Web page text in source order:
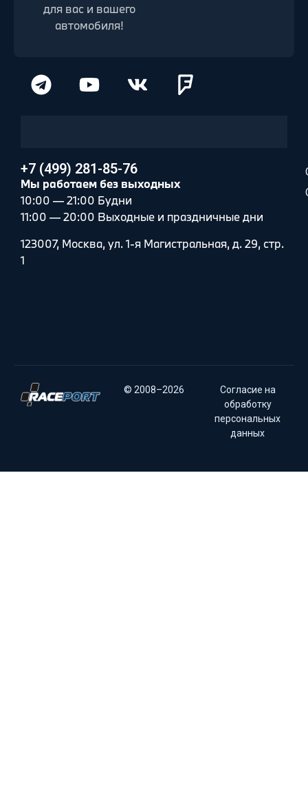
для вас и вашего
автомобиля!
+7 (499) 281-85-76
Мы работаем без выходных
10:00 — 21:00 Будни
11:00 — 20:00 Выходные и праздничные дни
123007, Москва, ул. 1-я Магистральная, д. 29, стр.
1
© 2008–2026
Согласие на
обработку
персональных
данных